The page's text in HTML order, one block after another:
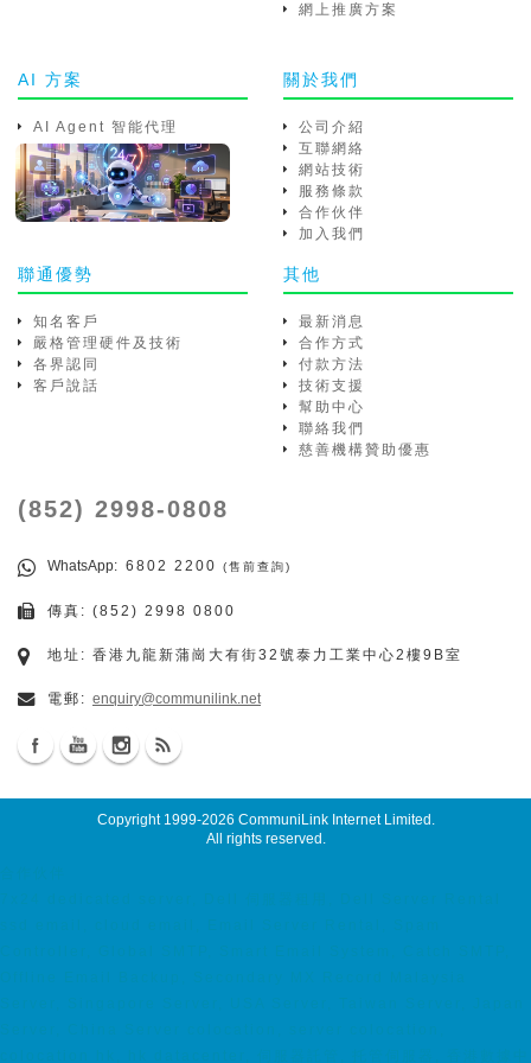
網上推廣方案
AI 方案
AI Agent 智能代理
關於我們
公司介紹
互聯網絡
網站技術
服務條款
合作伙伴
加入我們
聯通優勢
知名客戶
嚴格管理硬件及技術
各界認同
客戶說話
其他
最新消息
合作方式
付款方法
技術支援
幫助中心
聯絡我們
慈善機構贊助優惠
(852) 2998-0808
WhatsApp: 6802 2200 (售前查詢)
傳真: (852) 2998 0800
地址: 香港九龍新蒲崗大有街32號泰力工業中心2樓9B室
電郵: enquiry@communilink.net
Copyright 1999-2026 CommuniLink Internet Limited .
All rights reserved.